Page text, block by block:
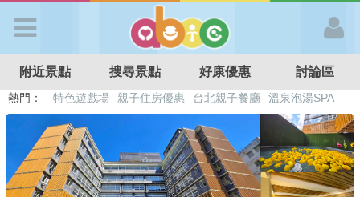
APP登入
首 頁
搜尋景點
附近景點 搜尋景點 好康優惠 討論區
熱門： 溜滑梯民宿 觀光工廠 DIY摘果
日本親子景點
特色遊戲場
親子住房優惠 台北親子餐廳 溫泉泡湯SPA